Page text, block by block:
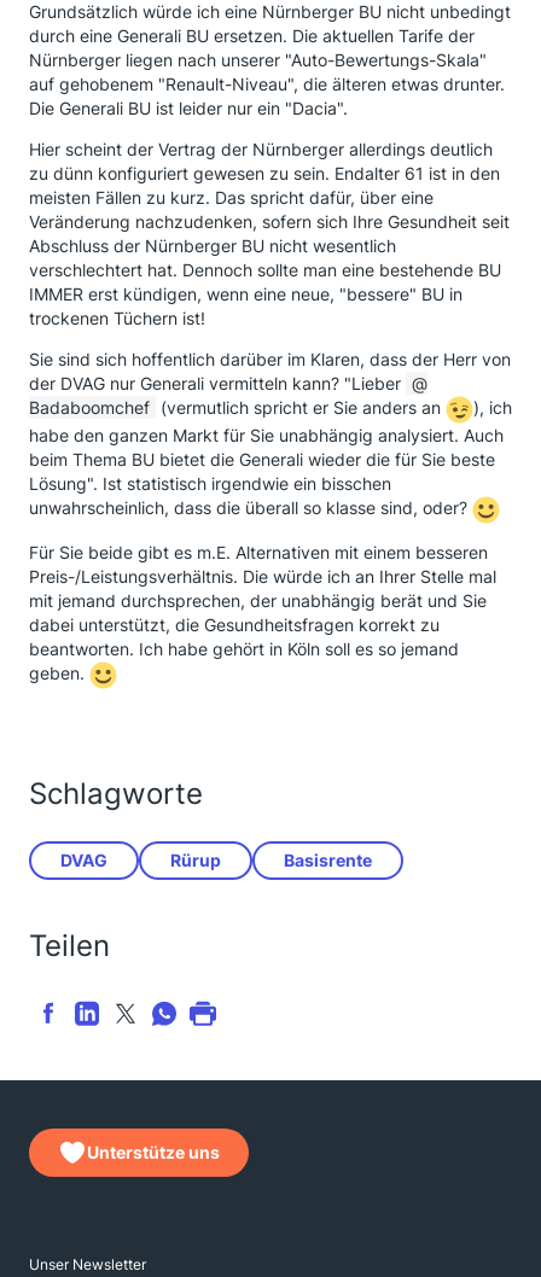
Grundsätzlich würde ich eine Nürnberger BU nicht unbedingt
durch eine Generali BU ersetzen. Die aktuellen Tarife der
Nürnberger liegen nach unserer "Auto-Bewertungs-Skala"
auf gehobenem "Renault-Niveau", die älteren etwas drunter.
Die Generali BU ist leider nur ein "Dacia".
Hier scheint der Vertrag der Nürnberger allerdings deutlich
zu dünn konfiguriert gewesen zu sein. Endalter 61 ist in den
meisten Fällen zu kurz. Das spricht dafür, über eine
Veränderung nachzudenken, sofern sich Ihre Gesundheit seit
Abschluss der Nürnberger BU nicht wesentlich
verschlechtert hat. Dennoch sollte man eine bestehende BU
IMMER erst kündigen, wenn eine neue, "bessere" BU in
trockenen Tüchern ist!
Sie sind sich hoffentlich darüber im Klaren, dass der Herr von
der DVAG nur Generali vermitteln kann? "Lieber
Badaboomchef (vermutlich spricht er Sie anders an
), ich
habe den ganzen Markt für Sie unabhängig analysiert. Auch
beim Thema BU bietet die Generali wieder die für Sie beste
Lösung". Ist statistisch irgendwie ein bisschen
unwahrscheinlich, dass die überall so klasse sind, oder?
Für Sie beide gibt es m.E. Alternativen mit einem besseren
Preis-/Leistungsverhältnis. Die würde ich an Ihrer Stelle mal
mit jemand durchsprechen, der unabhängig berät und Sie
dabei unterstützt, die Gesundheitsfragen korrekt zu
beantworten. Ich habe gehört in Köln soll es so jemand
geben.
Schlagworte
DVAG Rürup Basisrente
Teilen
Unterstütze uns